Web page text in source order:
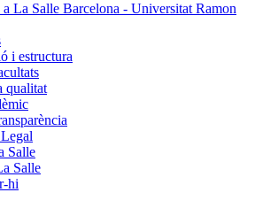
La Salle Barcelona - Universitat Ramon
i estructura
qualitat
Salle
Salle
hi